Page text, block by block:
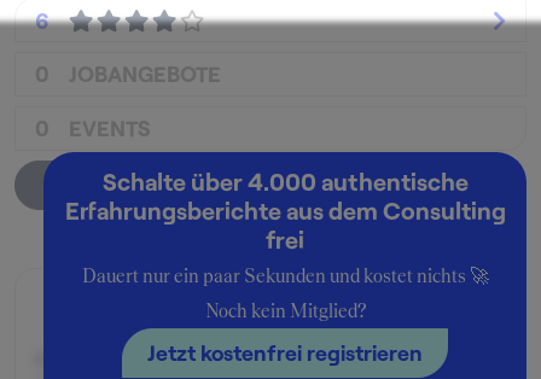
6
0 JOBANGEBOTE
0 EVENTS
Unternehmensprofil
Zusage
Beworben im Jahr:
Schalte über 4.000 authentische
Erfahrungsberichte aus dem Consulting
frei
Dauert nur ein paar Sekunden und kostet nichts 🚀
Noch kein Mitglied?
Jetzt kostenfrei registrieren